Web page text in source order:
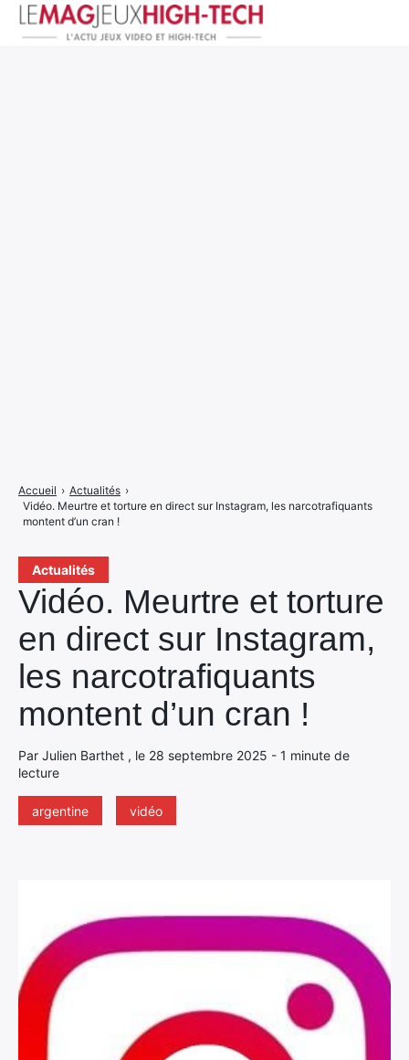
Actualités
Vidéo. Meurtre et torture
en direct sur Instagram,
les narcotrafiquants
montent d’un cran !
Par Julien Barthet , le 28 septembre 2025 - 1 minute de
lecture
argentine vidéo
Accueil › Actualités ›
Vidéo. Meurtre et torture en direct sur Instagram, les narcotrafiquants
montent d’un cran !